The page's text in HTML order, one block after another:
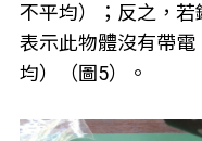
不平均）；反之，若
表示此物體沒有帶
均）（圖5）。